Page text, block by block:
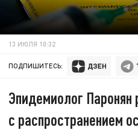
13 ИЮЛЯ 10:32
ПОДПИШИТЕСЬ:
Эпидемиолог Паронян
с распространением